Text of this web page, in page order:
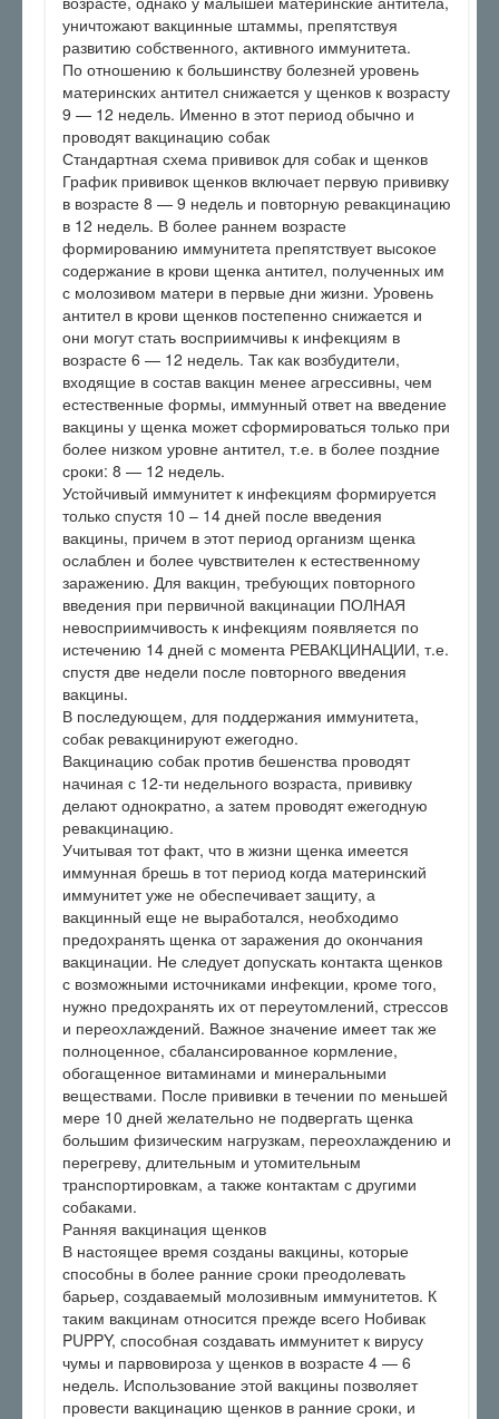
уничтожают вакцинные штаммы, препятствуя
развитию собственного, активного иммунитета.
По отношению к большинству болезней уровень
материнских антител снижается у щенков к возрасту
9 — 12 недель. Именно в этот период обычно и
проводят вакцинацию собак
Стандартная схема прививок для собак и щенков
График прививок щенков включает первую прививку
в возрасте 8 — 9 недель и повторную ревакцинацию
в 12 недель. В более раннем возрасте
формированию иммунитета препятствует высокое
содержание в крови щенка антител, полученных им
с молозивом матери в первые дни жизни. Уровень
антител в крови щенков постепенно снижается и
они могут стать восприимчивы к инфекциям в
возрасте 6 — 12 недель. Так как возбудители,
входящие в состав вакцин менее агрессивны, чем
естественные формы, иммунный ответ на введение
вакцины у щенка может сформироваться только при
более низком уровне антител, т.е. в более поздние
сроки: 8 — 12 недель.
Устойчивый иммунитет к инфекциям формируется
только спустя 10 – 14 дней после введения
вакцины, причем в этот период организм щенка
ослаблен и более чувствителен к естественному
заражению. Для вакцин, требующих повторного
введения при первичной вакцинации ПОЛНАЯ
невосприимчивость к инфекциям появляется по
истечению 14 дней с момента РЕВАКЦИНАЦИИ, т.е.
спустя две недели после повторного введения
вакцины.
В последующем, для поддержания иммунитета,
собак ревакцинируют ежегодно.
Вакцинацию собак против бешенства проводят
начиная с 12-ти недельного возраста, прививку
делают однократно, а затем проводят ежегодную
ревакцинацию.
Учитывая тот факт, что в жизни щенка имеется
иммунная брешь в тот период когда материнский
иммунитет уже не обеспечивает защиту, а
вакцинный еще не выработался, необходимо
предохранять щенка от заражения до окончания
вакцинации. Не следует допускать контакта щенков
с возможными источниками инфекции, кроме того,
нужно предохранять их от переутомлений, стрессов
и переохлаждений. Важное значение имеет так же
полноценное, сбалансированное кормление,
обогащенное витаминами и минеральными
веществами. После прививки в течении по меньшей
мере 10 дней желательно не подвергать щенка
большим физическим нагрузкам, переохлаждению и
перегреву, длительным и утомительным
транспортировкам, а также контактам с другими
собаками.
Ранняя вакцинация щенков
В настоящее время созданы вакцины, которые
способны в более ранние сроки преодолевать
барьер, создаваемый молозивным иммунитетов. К
таким вакцинам относится прежде всего Нобивак
PUPPY, способная создавать иммунитет к вирусу
чумы и парвовироза у щенков в возрасте 4 — 6
недель. Использование этой вакцины позволяет
провести вакцинацию щенков в ранние сроки, и